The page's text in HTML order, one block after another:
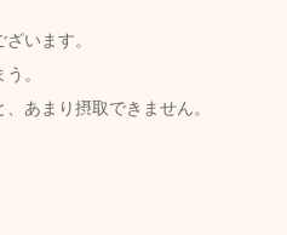
います。
。
あまり摂取できません。